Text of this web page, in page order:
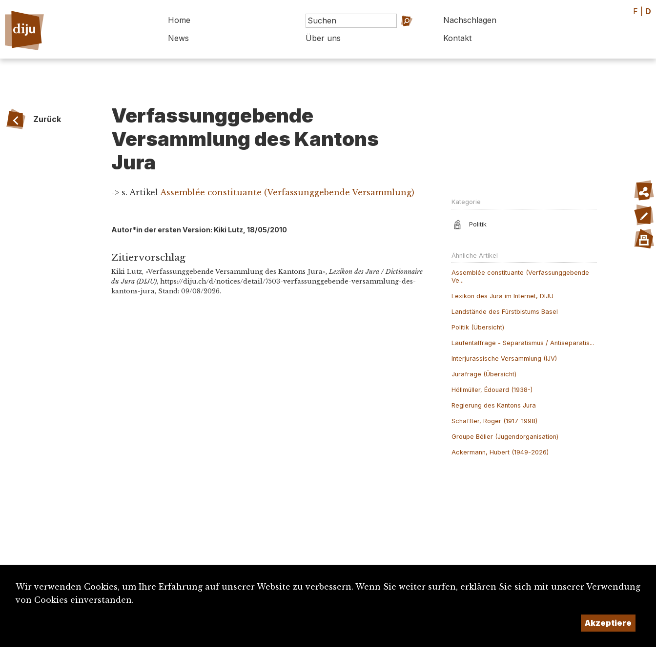
Home
Nachschlagen
News
Über uns Kontakt
F D
Zurück
Verfassunggebende
Versammlung des Kantons
Jura
-> s. Artikel Assemblée constituante (Verfassunggebende Versammlung)
Autor*in der ersten Version: Kiki Lutz, 18/05/2010
Zitiervorschlag
Kiki Lutz, «Verfassunggebende Versammlung des Kantons Jura»,Lexikon des Jura / Dictionnaire
du Jura (DIJU), https://diju.ch/d/notices/detail/7503-verfassunggebende-versammlung-des-
kantons-jura, Stand: 09/08/2026.
Kategorie
Politik
Ähnliche Artikel
Assemblée constituante (Verfassunggebende
Ve...
Lexikon des Jura im Internet, DIJU
Landstände des Fürstbistums Basel
Politik (Übersicht)
Laufentalfrage - Separatismus / Antiseparatis...
Interjurassische Versammlung (IJV)
Jurafrage (Übersicht)
Höllmüller, Édouard (1938-)
Regierung des Kantons Jura
Schaffter, Roger (1917-1998)
Groupe Bélier (Jugendorganisation)
Ackermann, Hubert (1949-2026)
Wir verwenden Cookies, um Ihre Erfahrung auf unserer Website zu verbessern. Wenn Sie weiter surfen, erklären Sie sich mit unserer Verwendung
von Cookies einverstanden.
Akzeptiere